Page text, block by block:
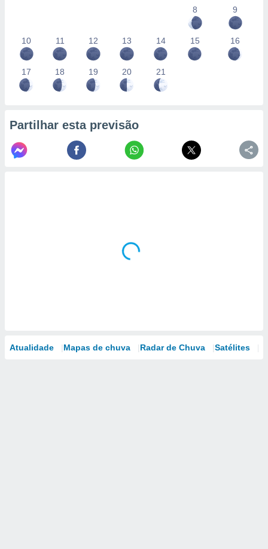
8
9
10 11 12 13 14 15 16
17 18 19 20 21
Partilhar esta previsão
Atualidade Mapas de chuva Radar de Chuva Satélites